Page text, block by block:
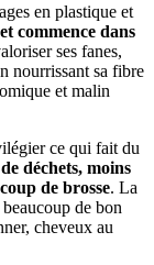
en plastique et
commence dans
ses fanes,
nourrissant sa fibre
et malin
ce qui fait du
déchets, moins
de brosse. La
de bon
cheveux au